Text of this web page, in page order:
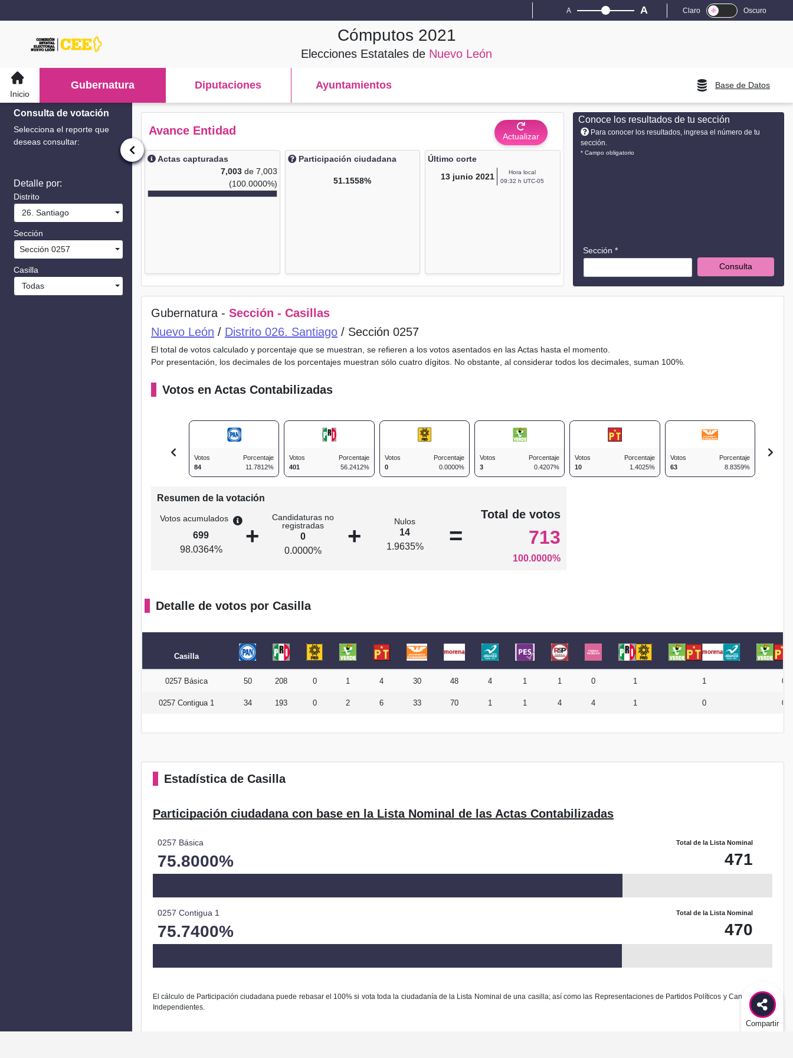
Compartir
A A Claro Oscuro
Cómputos 2021
Elecciones Estatales de Nuevo León
Inicio
Gubernatura Diputaciones Ayuntamientos Base de Datos
Consulta de votación
Selecciona el reporte que
deseas consultar:
Detalle por:
Distrito
26. Santiago
Sección
Sección 0257
Casilla
Todas
Avance Entidad Actualizar
Actas capturadas
7,003 de 7,003
(100.0000%)
Participación ciudadana
51.1558%
Último corte
13 junio 2021
Hora local
09:32 h UTC-05
Conoce los resultados de tu sección
Para conocer los resultados, ingresa el número de tu
sección.
* Campo obligatorio
Sección *
Consulta
Gubernatura - Sección - Casillas
Nuevo León / Distrito 026. Santiago / Sección 0257
El total de votos calculado y porcentaje que se muestran, se refieren a los votos asentados en las Actas hasta el momento.
Por presentación, los decimales de los porcentajes muestran sólo cuatro dígitos. No obstante, al considerar todos los decimales, suman 100%.
Votos en Actas Contabilizadas
Votos
84
Porcentaje
11.7812%
Votos
401
Porcentaje
56.2412%
Votos
0
Porcentaje
0.0000%
Votos
3
Porcentaje
0.4207%
Votos
10
Porcentaje
1.4025%
Votos
63
Porcentaje
8.8359%
Votos
Resumen de la votación
Votos acumulados
699
98.0364%
+
Candidaturas no
registradas
0
0.0000%
+
Nulos
14
1.9635%
=
Total de votos
713
100.0000%
Detalle de votos por Casilla
Casilla
0257 Básica 50 208 0 1 4 30 48 4 1 1 0 1 1 0
0257 Contigua 1 34 193 0 2 6 33 70 1 1 4 4 1 0 0
Estadística de Casilla
Participación ciudadana con base en la Lista Nominal de las Actas Contabilizadas
0257 Básica
75.8000%
Total de la Lista Nominal
471
0257 Contigua 1
75.7400%
Total de la Lista Nominal
470
El cálculo de Participación ciudadana puede rebasar el 100% si vota toda la ciudadanía de la Lista Nominal de una casilla; así como las Representaciones de Partidos Políticos y Candidaturas
Independientes.